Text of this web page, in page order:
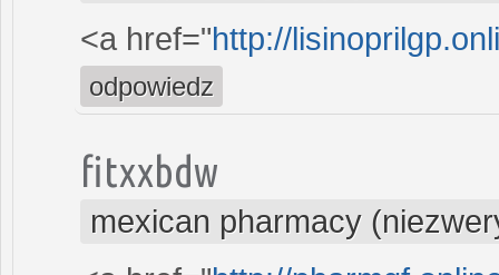
<a href="http://
odpowiedz
fitxxbdw
mexican pharmacy